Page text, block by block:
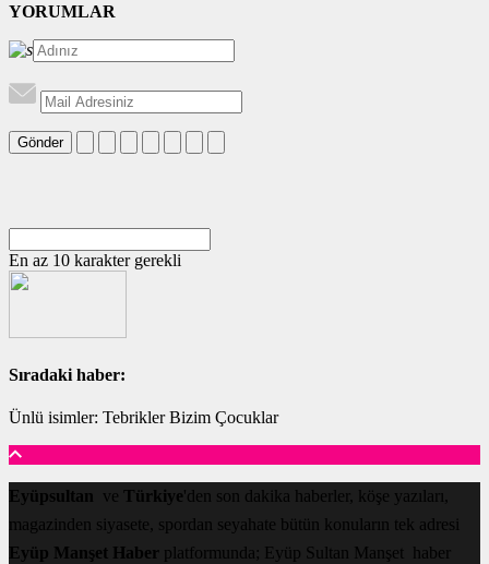
YORUMLAR
Gönder
En az 10 karakter gerekli
Sıradaki haber:
Ünlü isimler: Tebrikler Bizim Çocuklar
Eyüpsultan ve Türkiye'den son dakika haberler, köşe yazıları,
magazinden siyasete, spordan seyahate bütün konuların tek adresi
Eyüp Manşet Haber platformunda; Eyüp Sultan Manşet haber